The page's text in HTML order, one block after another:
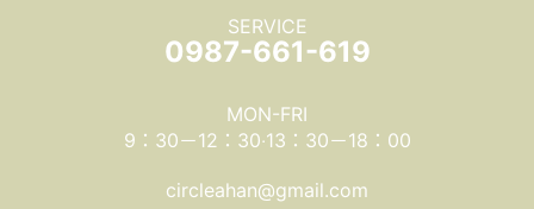
SERVICE
0987-661-619
MON-FRI
9：30－12：30‧13：30－18：00
circleahan@gmail.com